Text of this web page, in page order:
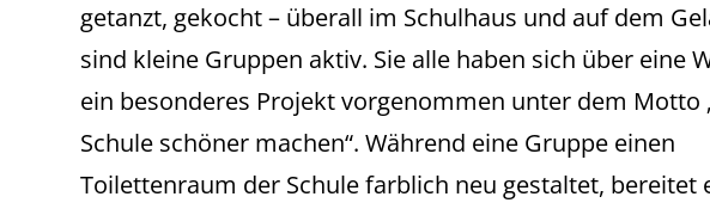
getanzt, gekocht – überall im Schulhaus und auf dem
sind kleine Gruppen aktiv. Sie alle haben sich über eine
ein besonderes Projekt vorgenommen unter dem Motto
Schule schöner machen“. Während eine Gruppe einen
Toilettenraum der Schule farblich neu gestaltet, bereitet